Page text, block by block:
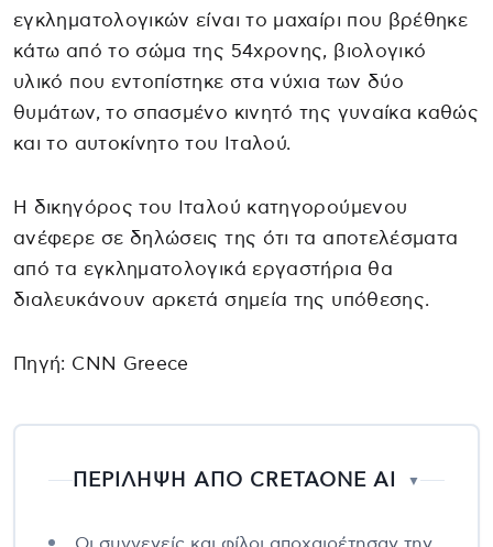
εγκληματολογικών είναι το μαχαίρι που βρέθηκε
κάτω από το σώμα της 54χρονης, βιολογικό
υλικό που εντοπίστηκε στα νύχια των δύο
θυμάτων, το σπασμένο κινητό της γυναίκα καθώς
και το αυτοκίνητο του Ιταλού.
Η δικηγόρος του Ιταλού κατηγορούμενου
ανέφερε σε δηλώσεις της ότι τα αποτελέσματα
από τα εγκληματολογικά εργαστήρια θα
διαλευκάνουν αρκετά σημεία της υπόθεσης.
Πηγή: CNN Greece
ΠΕΡΙΛΗΨΗ ΑΠΟ CRETAONE AI ▼
Οι συγγενείς και φίλοι αποχαιρέτησαν την